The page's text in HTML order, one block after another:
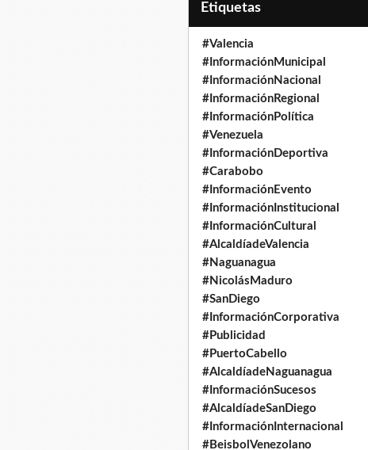
Etiquetas
#Valencia
#InformaciónMunicipal
#InformaciónNacional
#InformaciónRegional
#InformaciónPolítica
#Venezuela
#InformaciónDeportiva
#Carabobo
#InformaciónEvento
#InformaciónInstitucional
#InformaciónCultural
#AlcaldíadeValencia
#Naguanagua
#NicolásMaduro
#SanDiego
#InformaciónCorporativa
#Publicidad
#PuertoCabello
#AlcaldíadeNaguanagua
#InformaciónSucesos
#AlcaldíadeSanDiego
#InformaciónInternacional
#BeisbolVenezolano